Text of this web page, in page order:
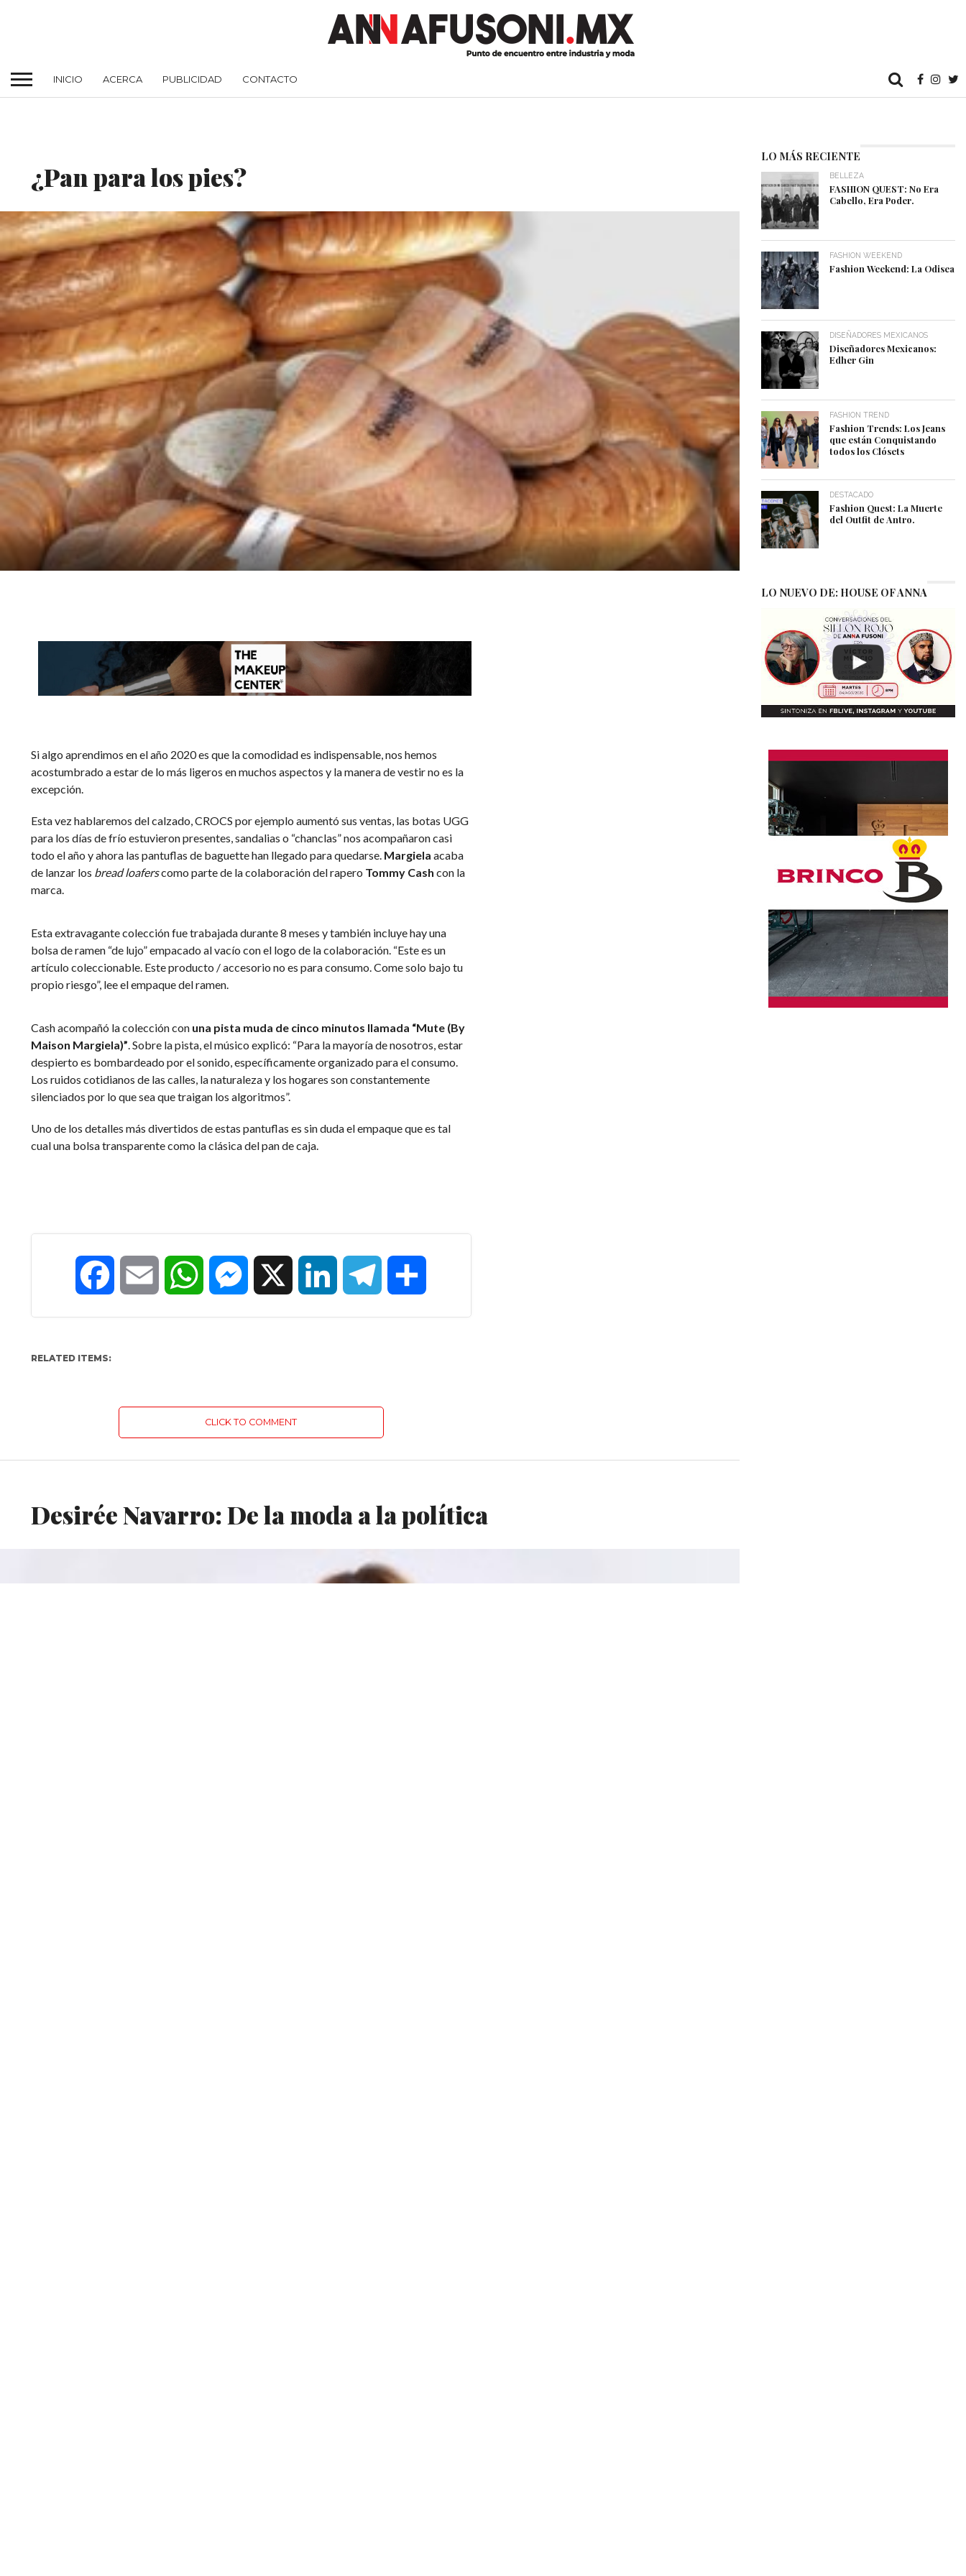
INICIO ACERCA PUBLICIDAD CONTACTO
¿Pan para los pies?
Si algo aprendimos en el año 2020 es que la comodidad es indispensable, nos hemos
acostumbrado a estar de lo más ligeros en muchos aspectos y la manera de vestir no es la
excepción.
Esta vez hablaremos del calzado, CROCS por ejemplo aumentó sus ventas, las botas UGG
para los días de frío estuvieron presentes, sandalias o “chanclas” nos acompañaron casi
todo el año y ahora las pantuflas de baguette han llegado para quedarse. Margiela acaba
de lanzar los bread loaferscomo parte de la colaboración del rapero Tommy Cash con la
marca.
Esta extravagante colección fue trabajada durante 8 meses y también incluye hay una
bolsa de ramen “de lujo” empacado al vacío con el logo de la colaboración. “Este es un
artículo coleccionable. Este producto / accesorio no es para consumo. Come solo bajo tu
propio riesgo”, lee el empaque del ramen.
Cash acompañó la colección con una pista muda de cinco minutos llamada “Mute (By
Maison Margiela)”. Sobre la pista, el músico explicó: “Para la mayoría de nosotros, estar
despierto es bombardeado por el sonido, específicamente organizado para el consumo.
Los ruidos cotidianos de las calles, la naturaleza y los hogares son constantemente
silenciados por lo que sea que traigan los algoritmos”.
Uno de los detalles más divertidos de estas pantuflas es sin duda el empaque que es tal
cual una bolsa transparente como la clásica del pan de caja.
Facebook Email WhatsAppMessenger LinkedIn Telegram
RELATED ITEMS:
CLICK TO COMMENT
Desirée Navarro: De la moda a la política
LO MÁS RECIENTE
BELLEZA
FASHION QUEST: No Era
Cabello, Era Poder.
FASHION WEEKEND
Fashion Weekend: La Odisea
DISEÑADORES MEXICANOS
Diseñadores Mexicanos:
Edher Gin
FASHION TREND
Fashion Trends: Los Jeans
que están Conquistando
todos los Clósets
DESTACADO
Fashion Quest: La Muerte
del Outfit de Antro.
LO NUEVO DE: HOUSE OF ANNA